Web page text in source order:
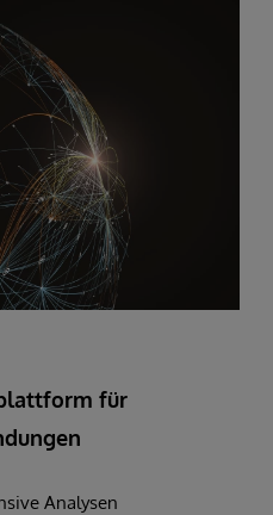
für
Analysen